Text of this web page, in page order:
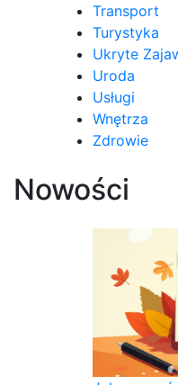
Transport
Turystyka
Ukryte
Uroda
Usługi
Wnętrza
Zdrowie
Nowości